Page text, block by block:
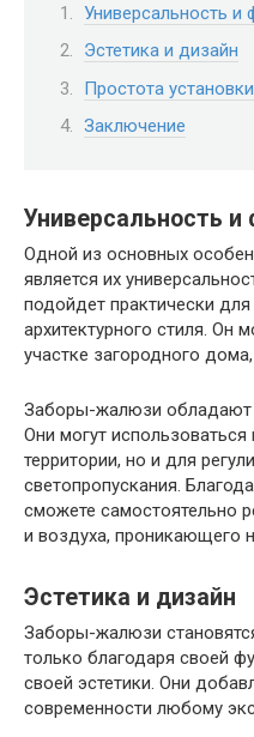
Универсальность и
Эстетика и дизайн
Простота
Заключение
Универсальность и
Одной из основных
является их
подойдет практически
архитектурного стиля. Он
участке загородного
Заборы-жалюзи обладают
Они могут
территории, но и для
светопропускания.
сможете самостоятельно
и воздуха, проникающего
Эстетика и дизайн
Заборы-жалюзи
только благодаря своей
своей эстетики. Они
современности любому